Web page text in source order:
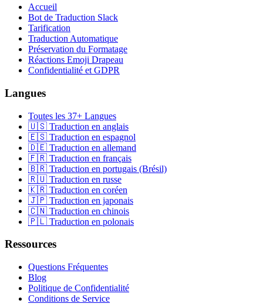
Accueil
Bot de Traduction Slack
Tarification
Traduction Automatique
Préservation du Formatage
Réactions Emoji Drapeau
Confidentialité et GDPR
Langues
Toutes les 37+ Langues
🇺🇸 Traduction en anglais
🇪🇸 Traduction en espagnol
🇩🇪 Traduction en allemand
🇫🇷 Traduction en français
🇧🇷 Traduction en portugais (Brésil)
🇷🇺 Traduction en russe
🇰🇷 Traduction en coréen
🇯🇵 Traduction en japonais
🇨🇳 Traduction en chinois
🇵🇱 Traduction en polonais
Ressources
Questions Fréquentes
Blog
Politique de Confidentialité
Conditions de Service